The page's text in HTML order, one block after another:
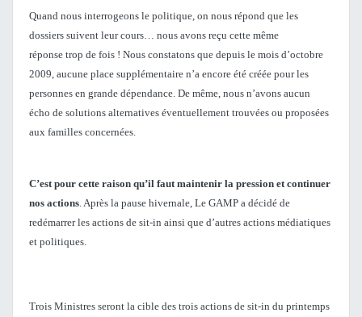
Quand nous interrogeons le politique, on nous répond que les
dossiers suivent leur cours… nous avons reçu cette même
réponse trop de fois ! Nous constatons que depuis le mois d’octobre
2009, aucune place supplémentaire n’a encore été créée pour les
personnes en grande dépendance. De même, nous n’avons aucun
écho de solutions alternatives éventuellement trouvées ou proposées
aux familles concernées.
C’est pour cette raison qu’il faut maintenir la pression et continuer
nos actions. Après la pause hivernale, Le GAMP a décidé de
redémarrer les actions de sit-in ainsi que d’autres actions médiatiques
et politiques.
Trois Ministres seront la cible des trois actions de sit-in du printemps